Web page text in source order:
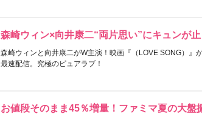
森崎ウィン×向井康二“両片思い”にキュンが止
森崎ウィンと向井康二がW主演！映画『（LOVE SONG）』
最速配信。究極のピュアラブ！
お値段そのまま45％増量！ファミマ夏の大盤